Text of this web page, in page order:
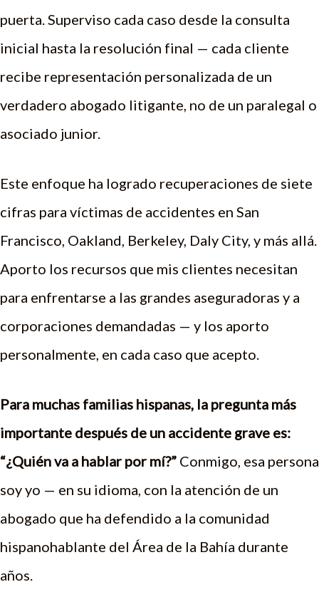
puerta. Superviso cada caso desde la consulta
inicial hasta la resolución final — cada cliente
recibe representación personalizada de un
verdadero abogado litigante, no de un paralegal o
asociado junior.
Este enfoque ha logrado recuperaciones de siete
cifras para víctimas de accidentes en San
Francisco, Oakland, Berkeley, Daly City, y más allá.
Aporto los recursos que mis clientes necesitan
para enfrentarse a las grandes aseguradoras y a
corporaciones demandadas — y los aporto
personalmente, en cada caso que acepto.
Para muchas familias hispanas, la pregunta más
importante después de un accidente grave es:
“¿Quién va a hablar por mí?” Conmigo, esa persona
soy yo — en su idioma, con la atención de un
abogado que ha defendido a la comunidad
hispanohablante del Área de la Bahía durante
años.